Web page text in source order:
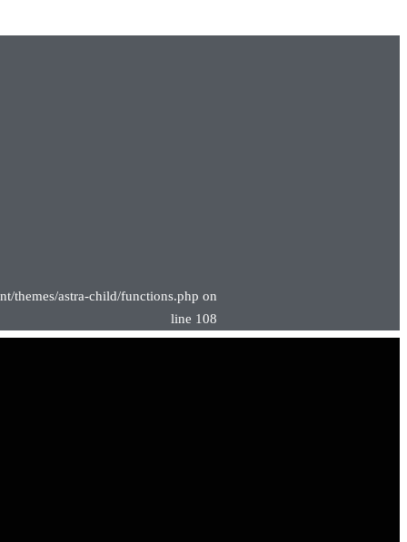
themes/astra-child/functions.php on
line 108